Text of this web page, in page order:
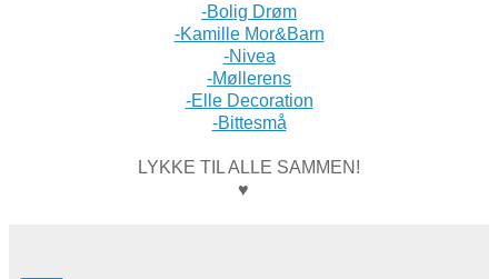
-Bolig Drøm
-Kamille Mor&Barn
-Nivea
-Møllerens
-Elle Decoration
-Bittesmå
LYKKE TIL ALLE SAMMEN!
♥